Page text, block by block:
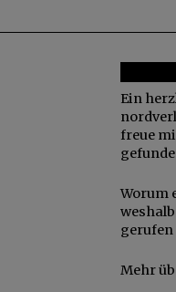
Ein
freue
Worum
gerufen
Mehr